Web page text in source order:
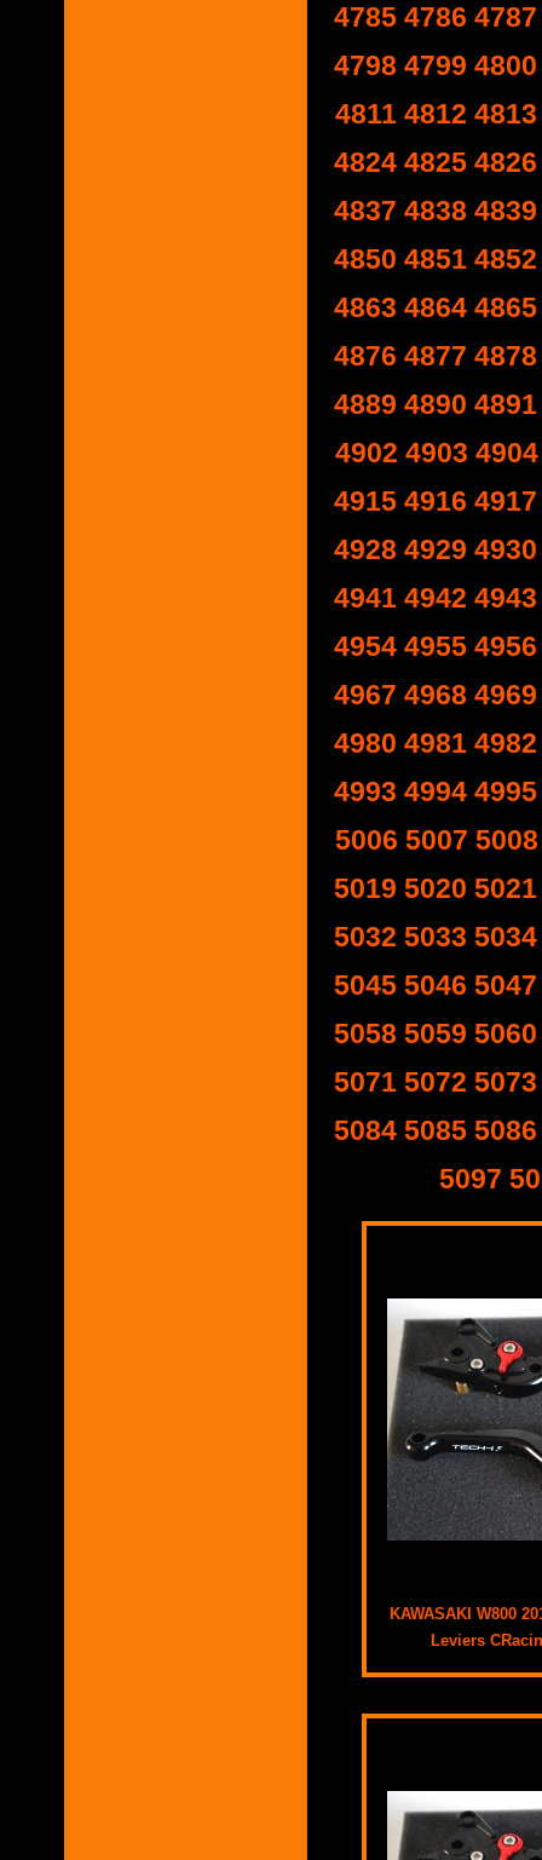
4785 4786 4787
4798 4799 4800
4811 4812 4813
4824 4825 4826
4837 4838 4839
4850 4851 4852
4863 4864 4865
4876 4877 4878
4889 4890 4891
4902 4903 4904
4915 4916 4917
4928 4929 4930
4941 4942 4943
4954 4955 4956
4967 4968 4969
4980 4981 4982
4993 4994 4995
5006 5007 5008
5019 5020 5021
5032 5033 5034
5045 5046 5047
5058 5059 5060
5071 5072 5073
5084 5085 5086
5097
KAWASAKI W800
Leviers